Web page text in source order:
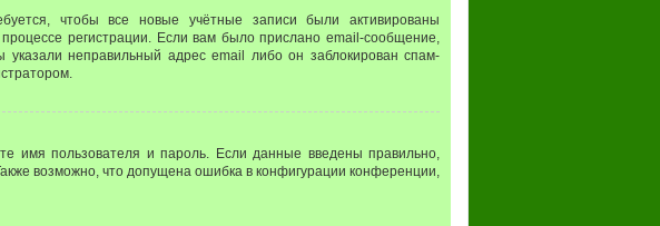
чтобы все новые учётные записи были активированы
регистрации. Если вам было прислано email-сообщение,
неправильный адрес email либо он заблокирован спам-
имя пользователя и пароль. Если данные введены правильно,
возможно, что допущена ошибка в конфигурации конференции,